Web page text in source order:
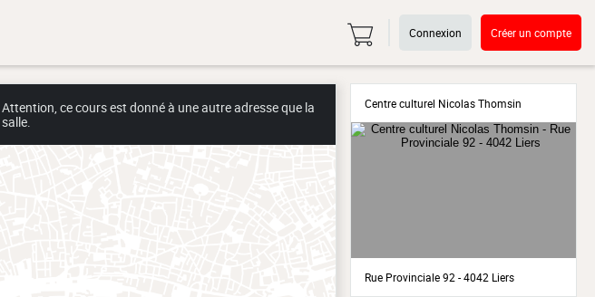
Connexion Créer un compte
Attention, ce cours est donné à une autre adresse que la
salle.
Centre culturel Nicolas Thomsin
Rue Provinciale 92 - 4042 Liers